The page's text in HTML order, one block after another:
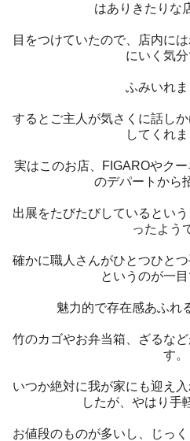
はありきたりな
目をつけていたので、店内に
にいく気
ふみいれま
するとご主人が気さくに話し
してくれま
実はこのお店、FIGAROやク
のデパートから
出展をたびたびしているとい
ったよう
確かに職人さんがひとつひと
というのが一目
魅力的で存在感あふれ
竹のカゴやお弁当箱、ざるな
す。
いつか絶対に我が家にも迎え
したが、やはり手
お値段のものが多いし、じっ